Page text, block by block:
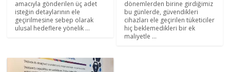
amacıyla gönderilen üç adet
isteğin detaylarının ele
geçirilmesine sebep olarak
ulusal hedeflere yönelik ...
dönemlerden birine girdiğimiz
bu günlerde, güvendikleri
cihazları ele geçirilen tüketiciler
hiç beklemedikleri bir ek
maliyetle ...